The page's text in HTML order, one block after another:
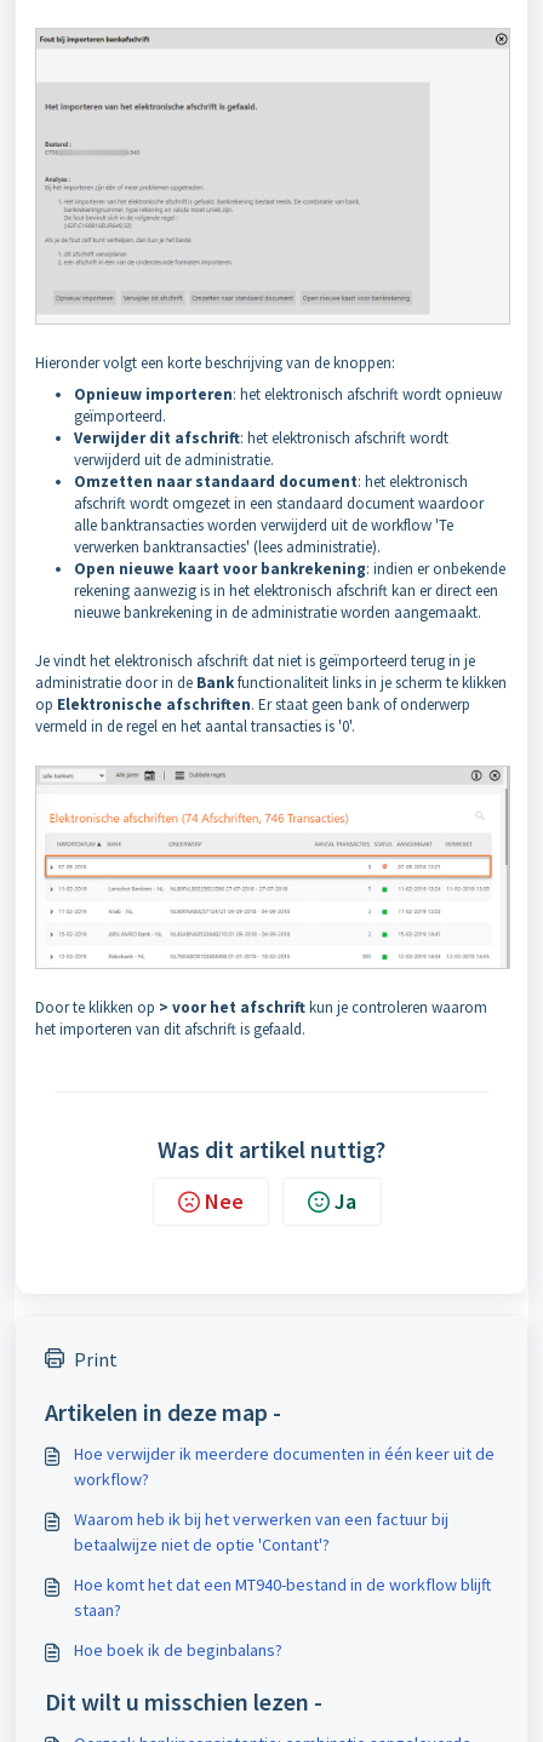
Hieronder volgt een korte beschrijving van de knoppen:
Opnieuw importeren: het elektronisch afschrift wordt opnieuw
geïmporteerd.
Verwijder dit afschrift: het elektronisch afschrift wordt
verwijderd uit de administratie.
Omzetten naar standaard document: het elektronisch
afschrift wordt omgezet in een standaard document waardoor
alle banktransacties worden verwijderd uit de workflow 'Te
verwerken banktransacties' (lees administratie).
Open nieuwe kaart voor bankrekening: indien er onbekende
rekening aanwezig is in het elektronisch afschrift kan er direct een
nieuwe bankrekening in de administratie worden aangemaakt.
Je vindt het elektronisch afschrift dat niet is geïmporteerd terug in je
administratie door in de Bankfunctionaliteit links in je scherm te klikken
op Elektronische afschriften. Er staat geen bank of onderwerp
vermeld in de regel en het aantal transacties is '0'.
Door te klikken op > voor het afschriftkun je controleren waarom
het importeren van dit afschrift is gefaald.
Was dit artikel nuttig?
Nee Ja
Print
Artikelen in deze map -
Hoe verwijder ik meerdere documenten in één keer uit de
workflow?
Waarom heb ik bij het verwerken van een factuur bij
betaalwijze niet de optie 'Contant'?
Hoe komt het dat een MT940-bestand in de workflow blijft
staan?
Hoe boek ik de beginbalans?
Dit wilt u misschien lezen -